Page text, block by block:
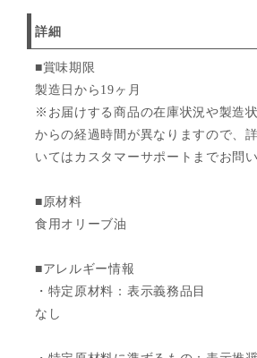
詳細
■賞味期限
製造日から19ヶ月
※お届けする商品の在庫状況や製造
からの経過時間が異なりますので、
いてはカスタマーサポートまでお問
■原材料
食用オリーブ油
■アレルギー情報
・特定原材料：表示義務品目
なし